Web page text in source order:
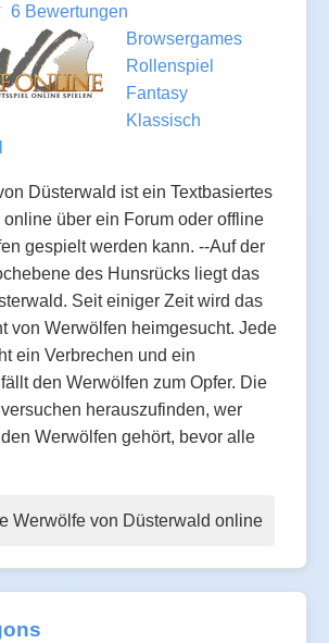
6 Bewertungen
Browsergames
Rollenspiel
Fantasy
Klassisch
Düsterwald ist ein Textbasiertes
über ein Forum oder offline
gespielt werden kann. --Auf der
des Hunsrücks liegt das
Seit einiger Zeit wird das
von Werwölfen heimgesucht. Jede
ein Verbrechen und ein
den Werwölfen zum Opfer. Die
herauszufinden, wer
Werwölfen gehört, bevor alle
Werwölfe von Düsterwald online